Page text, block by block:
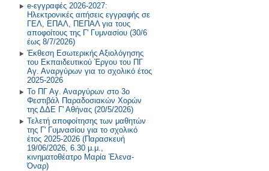
2015-2016
2014-2015
Παλαιότερη Έτη
e-εγγραφές 2026-2027:
Ηλεκτρονικές αιτήσεις εγγραφής σε
ΓΕΛ, ΕΠΑΛ, ΠΕΠΑΛ για τους
αποφοίτους της Γ' Γυμνασίου (30/6
έως 8/7/2026)
Έκθεση Εσωτερικής Αξιολόγησης
του Εκπαιδευτικού Έργου του ΠΓ
Αγ. Αναργύρων για το σχολικό έτος
2025-2026
Το ΠΓ Αγ. Αναργύρων στο 3ο
Φεστιβάλ Παραδοσιακών Χορών
της ΔΔΕ Γ' Αθήνας (20/5/2026)
Τελετή αποφοίτησης των μαθητών
της Γ' Γυμνασίου για το σχολικό
έτος 2025-2026 (Παρασκευή
19/06/2026, 6.30 μ.μ.,
κινηματοθέατρο Μαρία Έλενα-
Όναρ)